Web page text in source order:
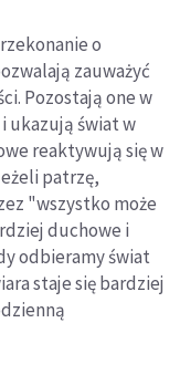
o
zauważyć
Pozostają one w
ukazują świat w
reaktywują się w
patrzę,
"wszystko może
duchowe i
odbieramy świat
staje się bardziej